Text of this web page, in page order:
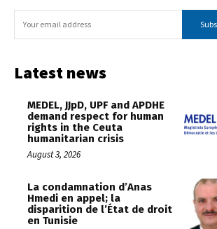
Latest news
MEDEL, JJpD, UPF and APDHE
demand respect for human
rights in the Ceuta
humanitarian crisis
August 3, 2026
La condamnation d’Anas
Hmedi en appel; la
disparition de l’État de droit
en Tunisie